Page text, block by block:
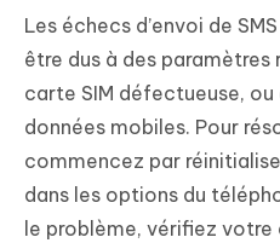
Les échecs d’envoi de
être dus à des paramètres
carte SIM défectueuse,
données mobiles. Pour
commencez par
dans les options du
le problème, vérifiez votre